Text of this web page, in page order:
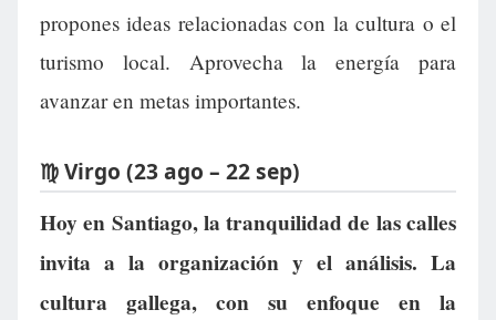
propones ideas relacionadas con la cultura o el
turismo local. Aprovecha la energía para
avanzar en metas importantes.
♍ Virgo (23 ago – 22 sep)
Hoy en Santiago, la tranquilidad de las calles
invita a la organización y el análisis. La
cultura gallega, con su enfoque en la